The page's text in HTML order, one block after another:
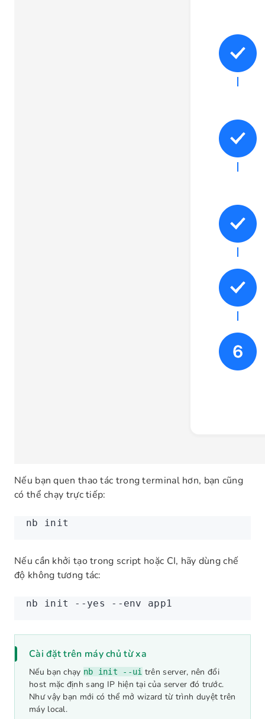
Nếu bạn quen thao tác trong terminal hơn, bạn cũng
có thể chạy trực tiếp:
nb init
Nếu cần khởi tạo trong script hoặc CI, hãy dùng chế
độ không tương tác:
nb init --yes --env app1
Cài đặt trên máy chủ từ xa
Nếu bạn chạy nb init --ui trên server, nên đổi
host mặc định sang IP hiện tại của server đó trước.
Như vậy bạn mới có thể mở wizard từ trình duyệt trên
máy local.